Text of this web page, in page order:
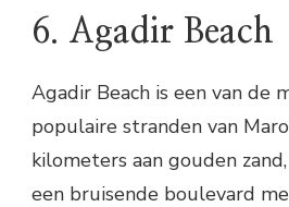
6. Agadir Beach
Agadir Beach is een van de
populaire stranden van
kilometers aan gouden
een bruisende boulevard